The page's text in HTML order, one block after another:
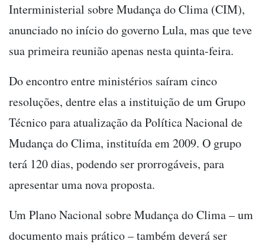
Interministerial sobre Mudança do Clima (CIM),
anunciado no início do governo Lula, mas que teve
sua primeira reunião apenas nesta quinta-feira.
Do encontro entre ministérios saíram cinco
resoluções, dentre elas a instituição de um Grupo
Técnico para atualização da Política Nacional de
Mudança do Clima, instituída em 2009. O grupo
terá 120 dias, podendo ser prorrogáveis, para
apresentar uma nova proposta.
Um Plano Nacional sobre Mudança do Clima – um
documento mais prático – também deverá ser